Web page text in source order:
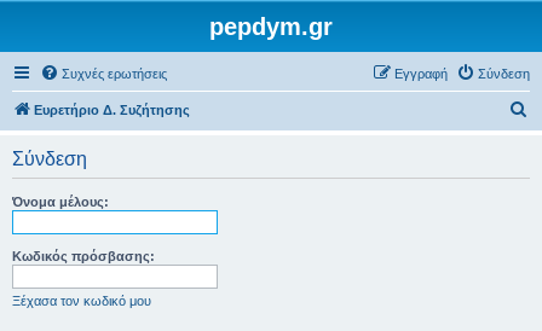
pepdym.gr
Συχνές ερωτήσεις Σύνδεση
Εγγραφή
Ευρετήριο Δ. Συζήτησης
Σύνδεση
Όνομα μέλους:
Κωδικός πρόσβασης:
Ξέχασα τον κωδικό μου